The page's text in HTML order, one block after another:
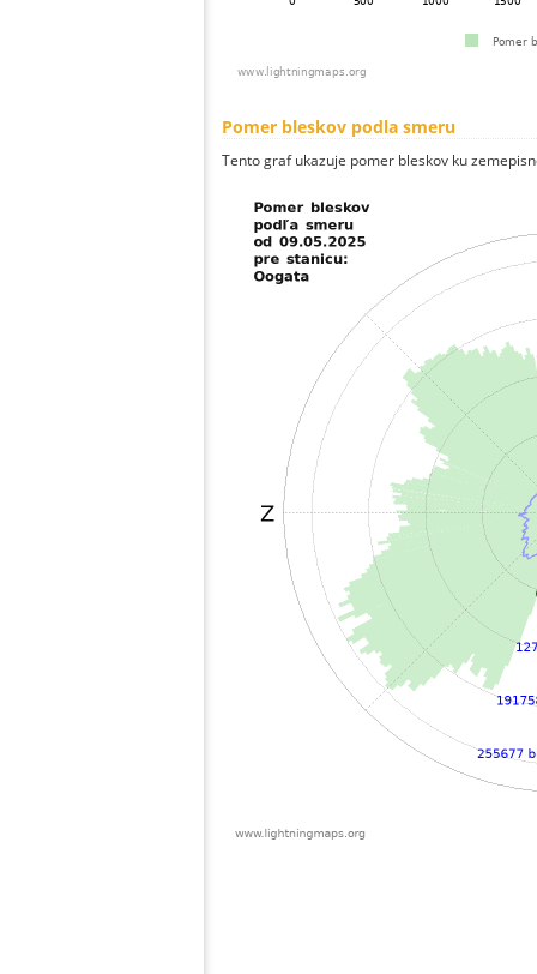
Pomer bleskov podla smeru
Tento graf ukazuje pomer bleskov ku